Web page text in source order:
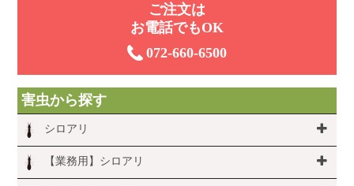
ご注⽂は
お電話でもOK
072-660-6500
害虫から探す
シロアリ
【業務用】シロアリ